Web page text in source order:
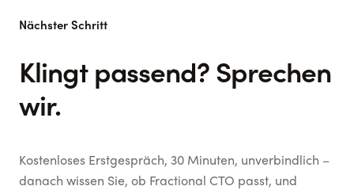
Nächster Schritt
Klingt passend? Sprechen
wir.
Kostenloses Erstgespräch, 30 Minuten, unverbindlich –
danach wissen Sie, ob Fractional CTO passt, und